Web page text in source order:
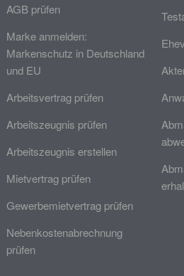
AGB prüfen
Marke anmelden:
Markenschutz in Deutschland
und EU
Arbeitsvertrag prüfen
Arbeitszeugnis prüfen
Arbeitszeugnis erstellen
Mietvertrag prüfen
Gewerbemietvertrag prüfen
Nebenkostenabrechnung
prüfen